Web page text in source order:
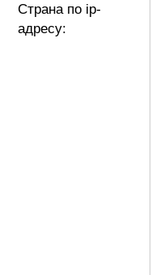
Страна по ip-
адресу: